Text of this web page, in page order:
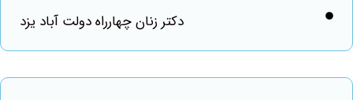
دکتر زنان چهارراه دولت آباد یزد